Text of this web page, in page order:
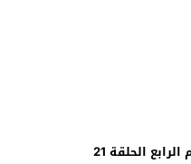
الحلقة 21